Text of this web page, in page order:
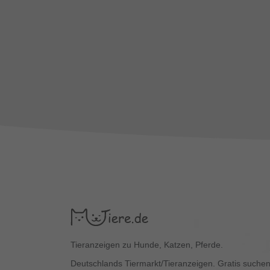
Tieranzeigen zu Hunde, Katzen, Pferde.
Deutschlands Tiermarkt/Tieranzeigen. Gratis